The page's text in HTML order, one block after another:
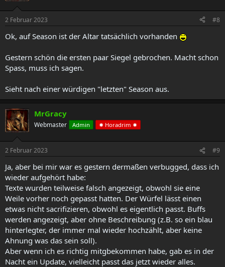
2 Februar 2023 #8
Ok, auf Season ist der Altar tatsächlich vorhanden
Gestern schön die ersten paar Siegel gebrochen. Macht schon
Spass, muss ich sagen.
Sieht nach einer würdigen "letzten" Season aus.
MrGracy
Webmaster Admin ✸ Horadrim ✸
2 Februar 2023 #9
Ja, aber bei mir war es gestern dermaßen verbugged, dass ich
wieder aufgehört habe:
Texte wurden teilweise falsch angezeigt, obwohl sie eine
Weile vorher noch gepasst hatten. Der Würfel lässt einen
etwas nicht sacrifizieren, obwohl es eigentlich passt. Buffs
werden angezeigt, aber ohne Beschreibung (z.B. so ein blau
hinterlegter, der immer mal wieder hochzählt, aber keine
Ahnung was das sein soll).
Aber wenn ich es richtig mitgbekommen habe, gab es in der
Nacht ein Update, vielleicht passt das jetzt wieder alles.